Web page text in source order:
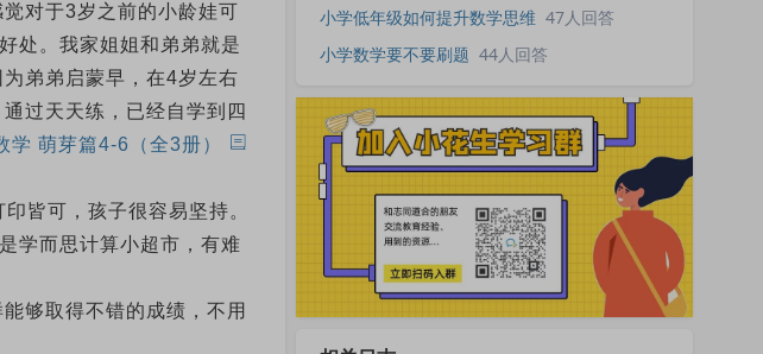
对于3岁之前的小龄娃可
处。我家姐姐和弟弟就是
弟弟启蒙早，在4岁左右
过天天练，已经自学到四
学 萌芽篇4-6（全3册）
皆可，孩子很容易坚持。
学而思计算小超市，有难
够取得不错的成绩，不用
小学低年级如何提升数学思维 47人回答
小学数学要不要刷题 44人回答